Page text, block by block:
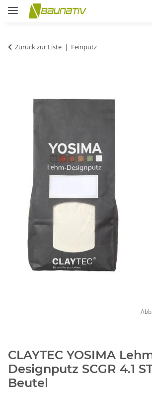
Zurück zur Liste Feinputz
CLAYTEC YOSIMA
Designputz SCGR 4.1
Beutel